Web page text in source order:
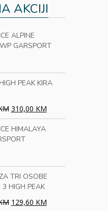
AKCIJI
ALPINE
GARSPORT
PEAK KIRA
310,00 KM
HIMALAYA
TRI OSOBE
3 HIGH PEAK
129,60 KM